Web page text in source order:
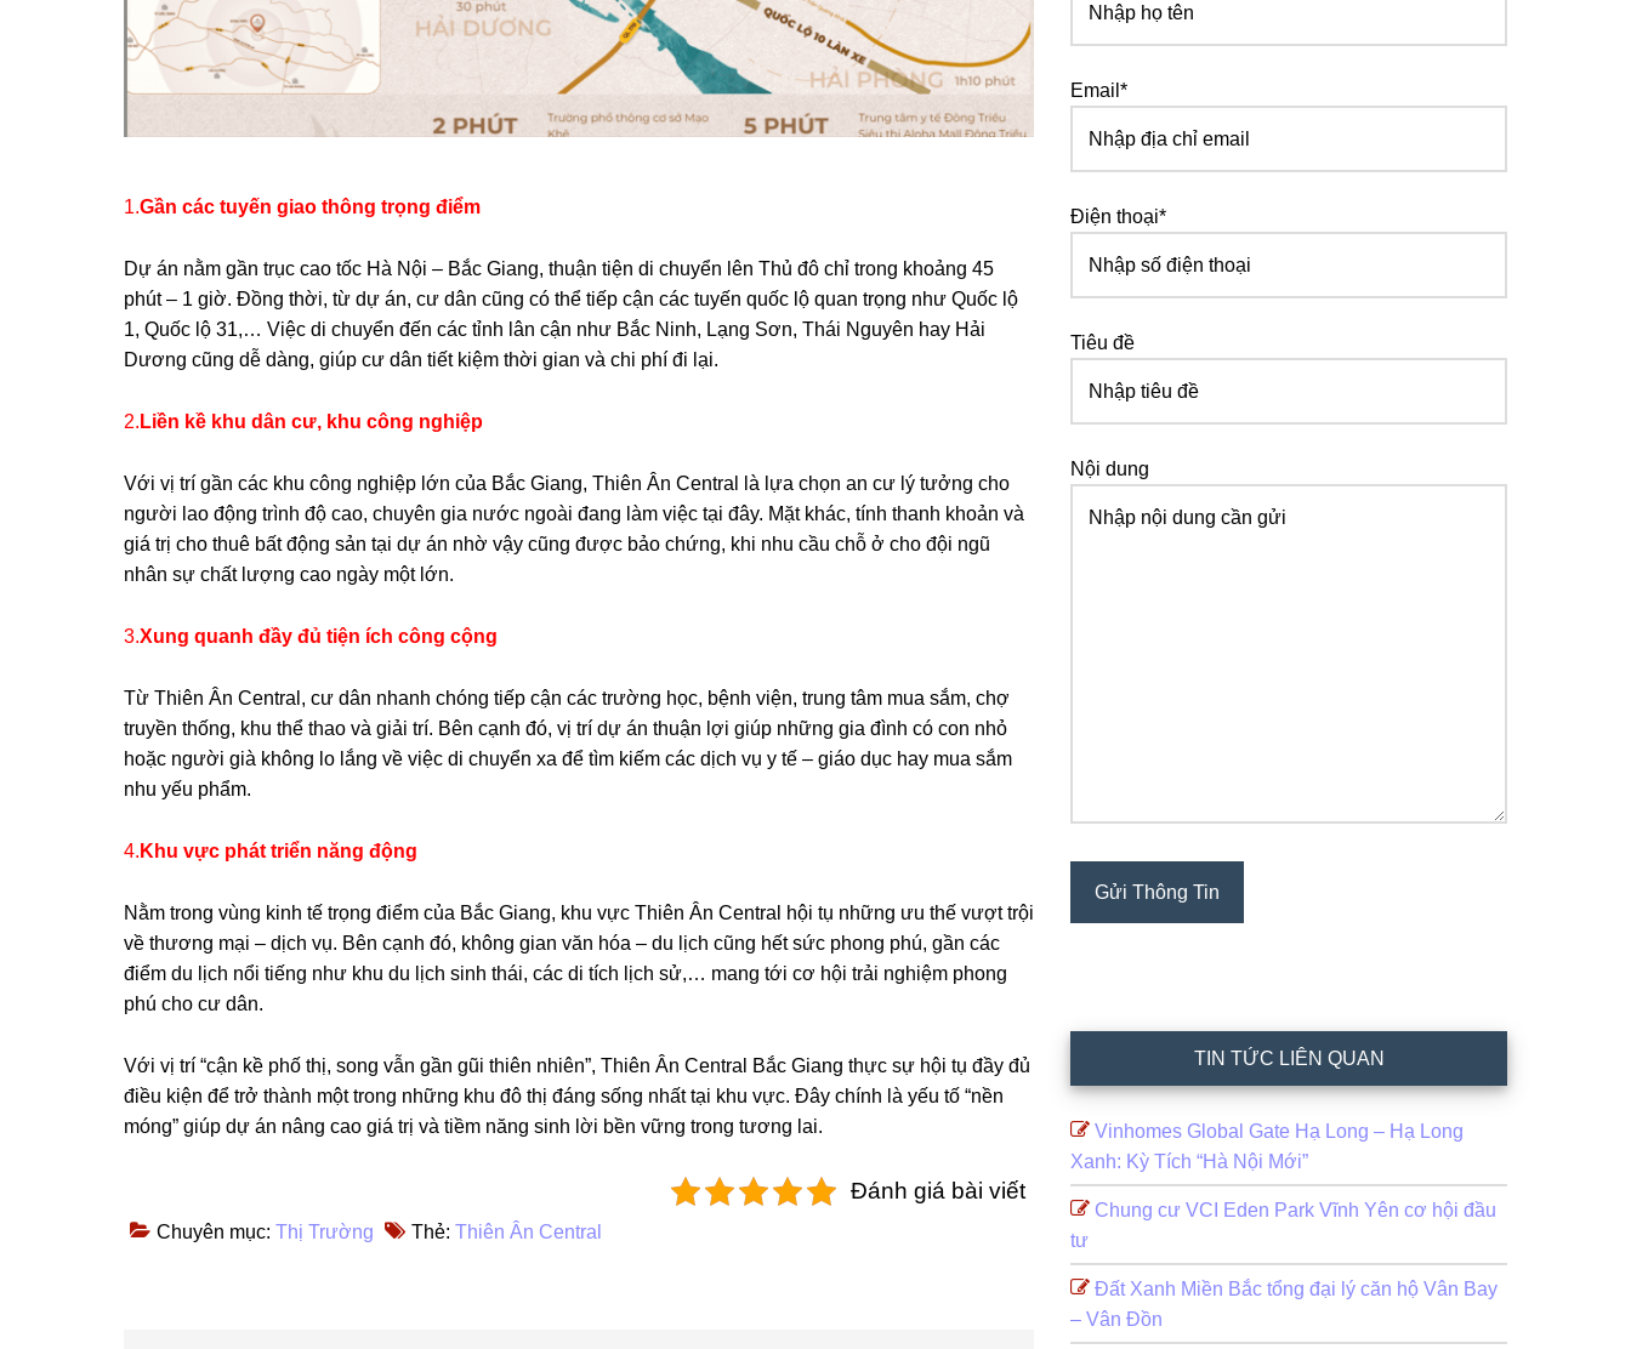
1.Gần các tuyến giao thông trọng điểm
Dự án nằm gần trục cao tốc Hà Nội – Bắc Giang, thuận tiện di chuyển lên Thủ đô chỉ trong khoảng 45
phút – 1 giờ. Đồng thời, từ dự án, cư dân cũng có thể tiếp cận các tuyến quốc lộ quan trọng như Quốc lộ
1, Quốc lộ 31,… Việc di chuyển đến các tỉnh lân cận như Bắc Ninh, Lạng Sơn, Thái Nguyên hay Hải
Dương cũng dễ dàng, giúp cư dân tiết kiệm thời gian và chi phí đi lại.
2. Liền kề khu dân cư, khu công nghiệp
Với vị trí gần các khu công nghiệp lớn của Bắc Giang, Thiên Ân Central là lựa chọn an cư lý tưởng cho
người lao động trình độ cao, chuyên gia nước ngoài đang làm việc tại đây. Mặt khác, tính thanh khoản và
giá trị cho thuê bất động sản tại dự án nhờ vậy cũng được bảo chứng, khi nhu cầu chỗ ở cho đội ngũ
nhân sự chất lượng cao ngày một lớn.
3.Xung quanh đầy đủ tiện ích công cộng
Từ Thiên Ân Central, cư dân nhanh chóng tiếp cận các trường học, bệnh viện, trung tâm mua sắm, chợ
truyền thống, khu thể thao và giải trí. Bên cạnh đó, vị trí dự án thuận lợi giúp những gia đình có con nhỏ
hoặc người già không lo lắng về việc di chuyển xa để tìm kiếm các dịch vụ y tế – giáo dục hay mua sắm
nhu yếu phẩm.
4. Khu vực phát triển năng động
Nằm trong vùng kinh tế trọng điểm của Bắc Giang, khu vực Thiên Ân Central hội tụ những ưu thế vượt trội
về thương mại – dịch vụ. Bên cạnh đó, không gian văn hóa – du lịch cũng hết sức phong phú, gần các
điểm du lịch nổi tiếng như khu du lịch sinh thái, các di tích lịch sử,… mang tới cơ hội trải nghiệm phong
phú cho cư dân.
Với vị trí “cận kề phố thị, song vẫn gần gũi thiên nhiên”, Thiên Ân Central Bắc Giang thực sự hội tụ đầy đủ
điều kiện để trở thành một trong những khu đô thị đáng sống nhất tại khu vực. Đây chính là yếu tố “nền
móng” giúp dự án nâng cao giá trị và tiềm năng sinh lời bền vững trong tương lai.
Đánh giá bài viết
Chuyên mục: Thị Trường Thẻ: Thiên Ân Central
Email*
Điện thoại*
Tiêu đề
Nội dung
TIN TỨC LIÊN QUAN
Vinhomes Global Gate Hạ Long – Hạ Long
Xanh: Kỳ Tích “Hà Nội Mới”
Chung cư VCI Eden Park Vĩnh Yên cơ hội đầu
tư
Đất Xanh Miền Bắc tổng đại lý căn hộ Vân Bay
– Vân Đồn